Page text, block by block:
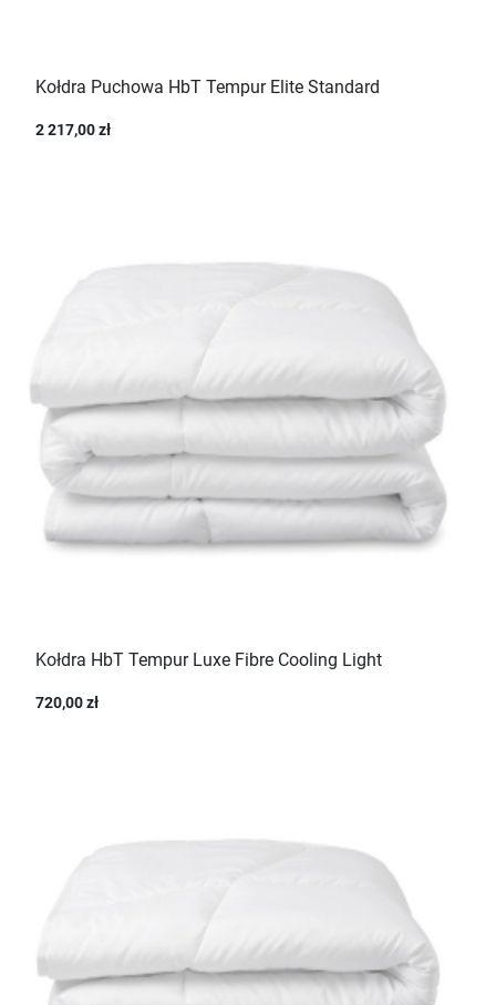
Kołdra Puchowa HbT Tempur Elite Standard
2 217,00 zł
Kołdra HbT Tempur Luxe Fibre Cooling Light
720,00 zł